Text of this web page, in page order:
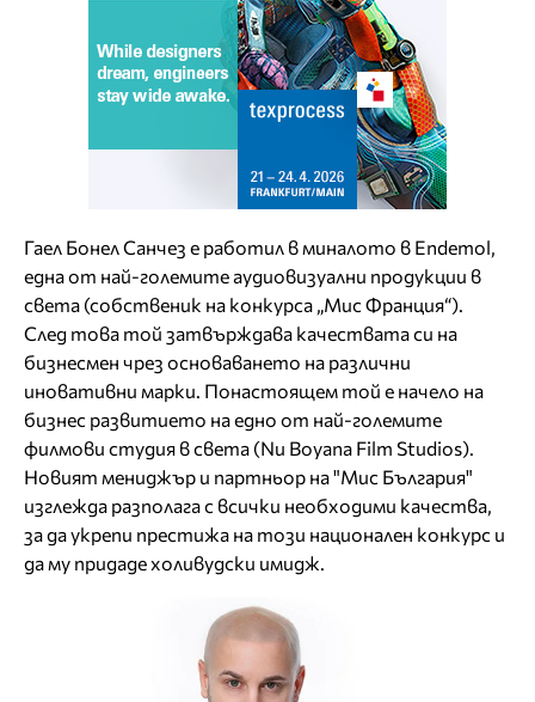
Гаел Бонел Санчез е работил в миналото в Endemol,
една от най-големите аудиовизуални продукции в
света (собственик на конкурса „Мис Франция“).
След това той затвърждава качествата си на
бизнесмен чрез основаването на различни
иновативни марки. Понастоящем той е начело на
бизнес развитието на едно от най-големите
филмови студия в света (Nu Boyana Film Studios).
Новият мениджър и партньор на "Мис България"
изглежда разполага с всички необходими качества,
за да укрепи престижа на този национален конкурс и
да му придаде холивудски имидж.